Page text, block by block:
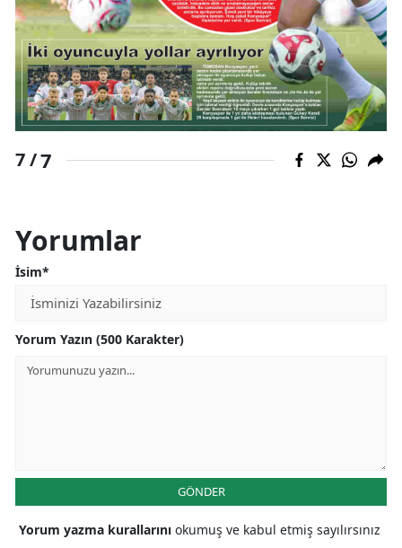
7 /7
Yorumlar
İsim*
Yorum Yazın (500 Karakter)
GÖNDER
Yorum yazma kurallarını okumuş ve kabul etmiş sayılırsınız